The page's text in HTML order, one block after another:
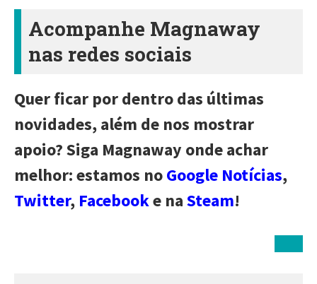
Acompanhe Magnaway
nas redes sociais
Quer ficar por dentro das últimas
novidades, além de nos mostrar
apoio? Siga Magnaway onde achar
melhor: estamos noGoogle Notícias,
Twitter, Facebooke naSteam!